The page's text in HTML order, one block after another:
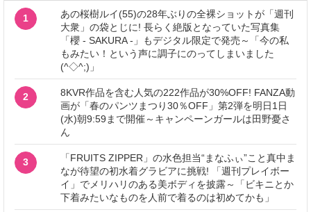
1
あの桜樹ルイ(55)の28年ぶりの全裸ショットが「週刊
大衆」の袋とじに! 長らく絶版となっていた写真集
「櫻 - SAKURA -」もデジタル限定で発売～「今の私
もみたい！という声に調子にのってしまいました
(^◇^;)」
2
8KVR作品を含む人気の222作品が30%OFF! FANZA動
画が「春のパンツまつり30％OFF」第2弾を明日1日
(水)朝9:59まで開催～キャンペーンガールは田野憂さ
ん
3
「FRUITS ZIPPER」の水色担当“まなふぃ”こと真中ま
なが待望の初水着グラビアに挑戦! 「週刊プレイボー
イ」でメリハリのある美ボディを披露～「ビキニとか
下着みたいなものを人前で着るのは初めてかも」